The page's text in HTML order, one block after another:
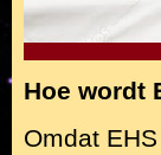
Hoe wordt
Omdat